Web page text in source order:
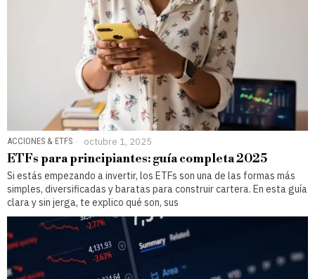
ACCIONES & ETFS octubre 1, 2025
ETFs para principiantes: guía completa 2025
Si estás empezando a invertir, los ETFs son una de las formas más
simples, diversificadas y baratas para construir cartera. En esta guía
clara y sin jerga, te explico qué son, sus